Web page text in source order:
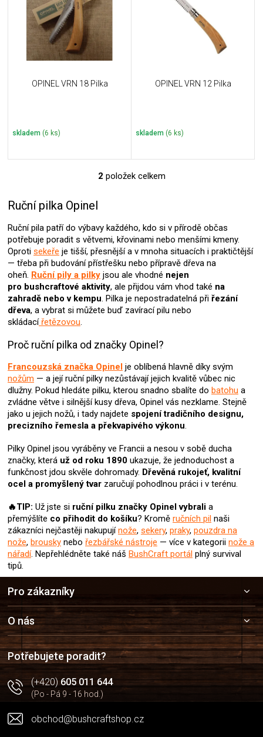
OPINEL VRN 18 Pilka
skladem (6 ks)
OPINEL VRN 12 Pilka
skladem (6 ks)
O
d
a
c
í
p
r
v
k
y
p
s
u
2 položek celkem
Ruční pilka Opinel
Ruční pila patří do výbavy každého, kdo si v přírodě občas
potřebuje poradit s větvemi, křovinami nebo menšími kmeny.
Oproti sekeře je tišší, přesnější a v mnoha situacích i praktičtější
— třeba při budování přístřešku nebo přípravě dřeva na
oheň. Ruční pily a pilky jsou ale vhodné nejen
pro bushcraftové aktivity, ale přijdou vám vhod také na
zahradě nebo v kempu. Pilka je nepostradatelná při řezání
dřeva, a vybrat si můžete buď zavírací pilu nebo
skládací řetězovou.
Proč ruční pilka od značky Opinel?
Francouzská značka Opinel je oblíbená hlavně díky svým
nožům — a její ruční pilky nezůstávají jejich kvalitě vůbec nic
dlužny. Pokud hledáte pilku, kterou snadno sbalíte do batohu a
zvládne větve i silnější kusy dřeva, Opinel vás nezklame. Stejně
jako u jejich nožů, i tady najdete spojení tradičního designu,
precizního řemesla a překvapivého výkonu.
Pilky Opinel jsou vyráběny ve Francii a nesou v sobě ducha
značky, která už od roku 1890 ukazuje, že jednoduchost a
funkčnost jdou skvěle dohromady. Dřevěná rukojeť, kvalitní
ocel a promyšlený tvar zaručují pohodlnou práci i v terénu.
🔥TIP: Už jste si ruční pilku značky Opinelvybrali a
přemýšlíte co přihodit do košíku? Kromě ručních pil naši
zákazníci nejčastěji nakupujínože, sekery, praky, pouzdra na
nože, brousky nebo řezbářské nástroje — více v kategorii nože a
nářadí. Nepřehlédněte také náš BushCraft portál plný survival
tipů.
a
t
í
Pro zákazníky
O nás
Potřebujete poradit?
(+420)605 011 644
(Po - Pá 9 - 16 hod.)
obchod@bushcraftshop.cz